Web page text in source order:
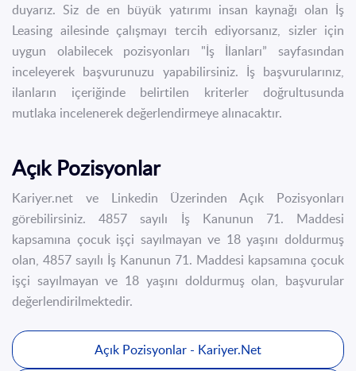
duyarız. Siz de en büyük yatırımı insan kaynağı olan İş
Leasing ailesinde çalışmayı tercih ediyorsanız, sizler için
uygun olabilecek pozisyonları "İş İlanları” sayfasından
inceleyerek başvurunuzu yapabilirsiniz. İş başvurularınız,
ilanların içeriğinde belirtilen kriterler doğrultusunda
mutlaka incelenerek değerlendirmeye alınacaktır.
Açık Pozisyonlar
Kariyer.net ve Linkedin Üzerinden Açık Pozisyonları
görebilirsiniz. 4857 sayılı İş Kanunun 71. Maddesi
kapsamına çocuk işçi sayılmayan ve 18 yaşını doldurmuş
olan, 4857 sayılı İş Kanunun 71. Maddesi kapsamına çocuk
işçi sayılmayan ve 18 yaşını doldurmuş olan, başvurular
değerlendirilmektedir.
Açık Pozisyonlar - Kariyer.Net